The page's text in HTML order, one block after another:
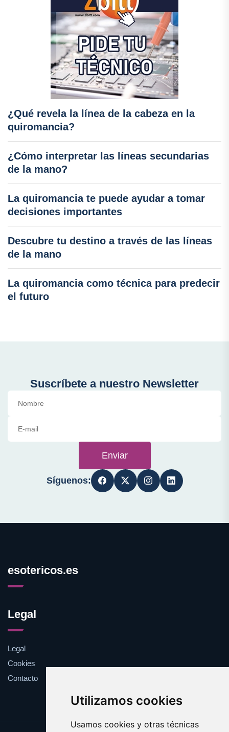
Utilizamos cookies
Usamos cookies y otras técnicas
¿Qué revela la línea de la cabeza en la
quiromancia?
¿Cómo interpretar las líneas secundarias
de la mano?
La quiromancia te puede ayudar a tomar
decisiones importantes
Descubre tu destino a través de las líneas
de la mano
La quiromancia como técnica para predecir
el futuro
Suscríbete a nuestro Newsletter
Enviar
Síguenos:
esotericos.es
Legal
Legal
Cookies
Contacto